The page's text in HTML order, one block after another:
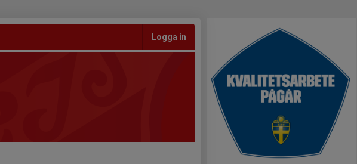
Logga in